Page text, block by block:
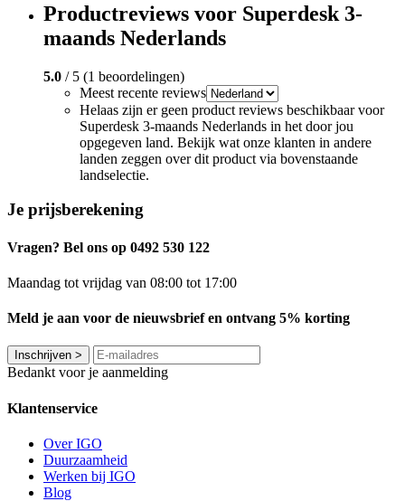
Productreviews voor Superdesk 3-
maands Nederlands
5.0 / 5 (1 beoordelingen)
Meest recente reviews
Helaas zijn er geen product reviews beschikbaar voor
Superdesk 3-maands Nederlands in het door jou
opgegeven land. Bekijk wat onze klanten in andere
landen zeggen over dit product via bovenstaande
landselectie.
Je prijsberekening
Vragen? Bel ons op 0492 530 122
Maandag tot vrijdag van 08:00 tot 17:00
Meld je aan voor de nieuwsbrief en ontvang 5% korting
Inschrijven >
Bedankt voor je aanmelding
Klantenservice
Over IGO
Duurzaamheid
Werken bij IGO
Blog